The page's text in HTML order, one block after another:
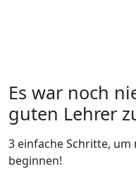
Es war noch
guten Lehrer
3 einfache Schritte,
beginnen!